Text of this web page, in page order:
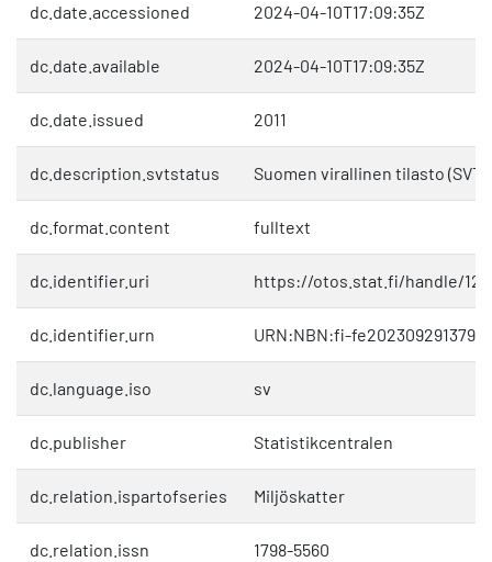
dc.date.accessioned 2024-04-10T17:09:35Z
dc.date.available 2024-04-10T17:09:35Z
dc.date.issued 2011
dc.description.svtstatus Suomen virallinen tilasto (SVT)
dc.format.content fulltext
dc.identifier.uri https://otos.stat.fi/handle/
dc.identifier.urn URN:NBN:fi-
dc.language.iso sv
dc.publisher Statistikcentralen
dc.relation.ispartofseries Miljöskatter
dc.relation.issn 1798-5560